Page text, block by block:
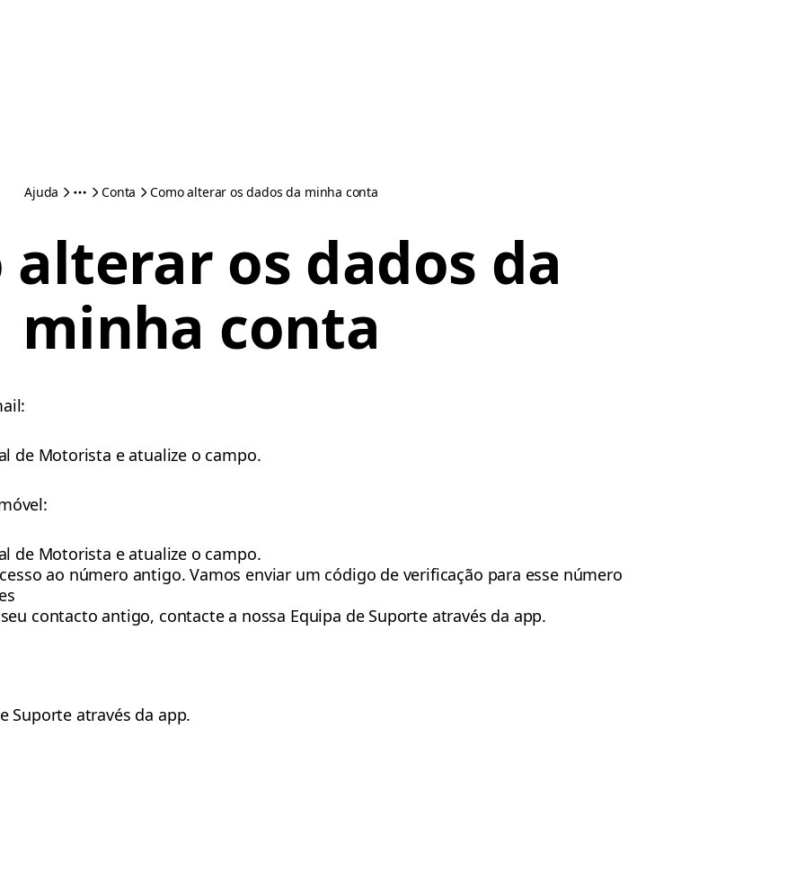
Ajuda Conta Como alterar os dados da minha conta
alterar os dados da
minha conta
de Motorista e atualize o campo.
de Motorista e atualize o campo.
ao número antigo. Vamos enviar um código de verificação para esse número
contacto antigo, contacte a nossa Equipa de Suporte através da app.
Suporte através da app.